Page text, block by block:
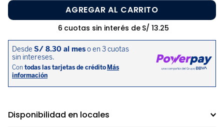
AGREGAR AL CARRITO
6 cuotas sin interés de S/ 13.25
Disponibilidad en locales